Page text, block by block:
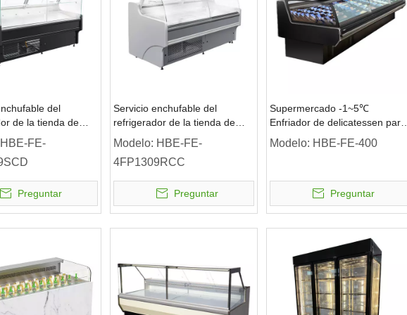
del
de la tienda de
con puerta de
380L/500L/ 0℃~5℃
plano contrario
HBE-FE-
Preguntar
Servicio enchufable del
refrigerador de la tienda de
delicatessen con puerta de
vidrio de
250L/290L/380L/500L/0℃~5℃
sobre vidrio curvo mostrador
Modelo: HBE-FE-
4FP1309RCC
Preguntar
Supermercado -1~5℃
Enfriador de delicatessen para
mostrador de servicio
Exhibición de carne
Modelo: HBE-FE-400
Preguntar